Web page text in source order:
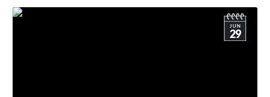
JUN
29